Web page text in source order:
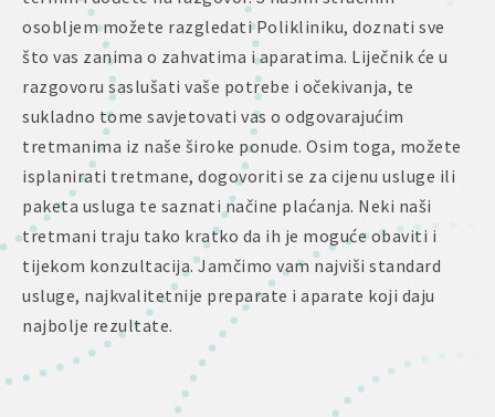
osobljem možete razgledati Polikliniku, doznati sve
što vas zanima o zahvatima i aparatima. Liječnik će u
razgovoru saslušati vaše potrebe i očekivanja, te
sukladno tome savjetovati vas o odgovarajućim
tretmanima iz naše široke ponude. Osim toga, možete
isplanirati tretmane, dogovoriti se za cijenu usluge ili
paketa usluga te saznati načine plaćanja. Neki naši
tretmani traju tako kratko da ih je moguće obaviti i
tijekom konzultacija. Jamčimo vam najviši standard
usluge, najkvalitetnije preparate i aparate koji daju
najbolje rezultate.